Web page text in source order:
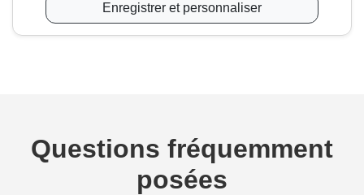
Enregistrer et personnaliser
Questions fréquemment
posées